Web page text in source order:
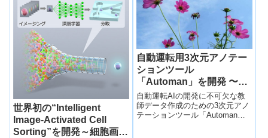
世界初の“Intelligent
Image-Activated Cell
Sorting”を開発～細胞画像
自動運転用3次元アノテー
ションツール
「Automan」を開発 〜オ
ープンソースとして無償提
供開始〜
自動運転AIの開発に不可欠な教
師データ作成のための3次元アノ
テーションツール「Automan」